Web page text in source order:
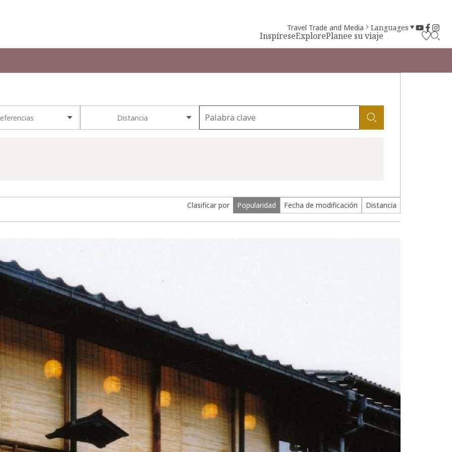
InspíreseExplorePlanee su viaje
Travel Trade and Media Languages
Distancia
Clasificar por Popularidad Fecha de modificación Distancia